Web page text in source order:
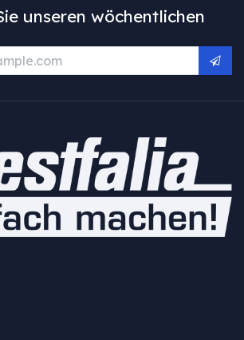
unseren wöchentlichen